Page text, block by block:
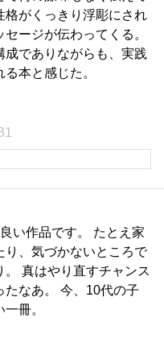
格がくっきり浮彫にされ
ージが伝わってくる。
成でありながらも、実践
本と感じた。
い作品です。 たとえ家
り、気づかないところで
真はやり直すチャンス
たなあ。 今、10代の子
冊。